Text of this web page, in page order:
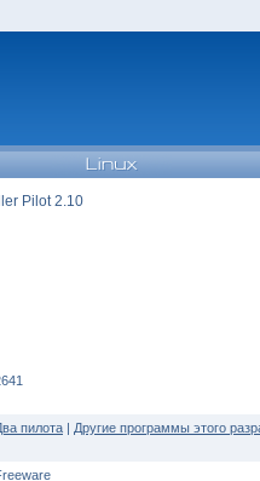
Pilot 2.10
пилота | Другие программы этого